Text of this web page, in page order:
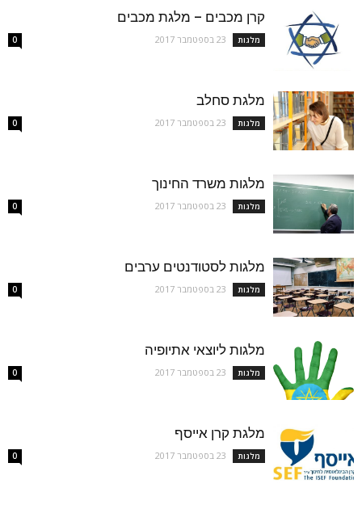
קרן מכבים – מלגת מכבים
מלגות 23 בספטמבר 2017 0
מלגת סחלב
מלגות 23 בספטמבר 2017 0
מלגות משרד החינוך
מלגות 23 בספטמבר 2017 0
מלגות לסטודנטים ערבים
מלגות 23 בספטמבר 2017 0
מלגות ליוצאי אתיופיה
מלגות 23 בספטמבר 2017 0
מלגת קרן אייסף
מלגות 23 בספטמבר 2017 0